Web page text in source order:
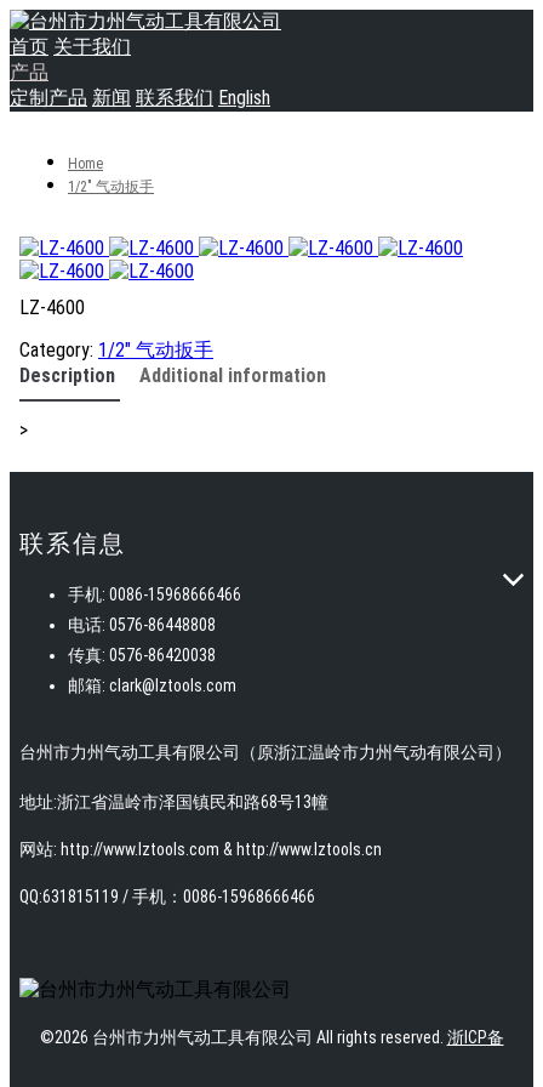
首页 关于我们
产品
定制产品 新闻 联系我们 English
Home
1/2" 气动扳手
LZ-4600
Category: 1/2" 气动扳手
Description
Additional information
>
联系信息
手机: 0086-15968666466
电话: 0576-86448808
传真: 0576-86420038
邮箱: clark@lztools.com
台州市力州气动工具有限公司（原浙江温岭市力州气动有限公司）
地址:浙江省温岭市泽国镇民和路68号13幢
网站: http://www.lztools.com & http://www.lztools.cn
QQ:631815119 / 手机：0086-15968666466
©2026 台州市力州气动工具有限公司 All rights reserved. 浙ICP备